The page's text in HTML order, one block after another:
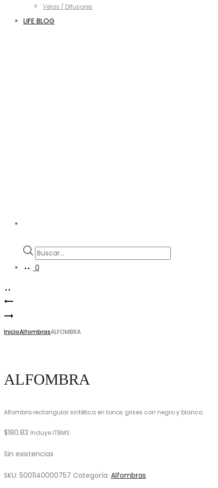
Velas / Difusores
LIFE BLOG
Búsqueda
de
0
Product
navigation
ALFOMBRA
ANDALUZ
InicioAlfombrasALFOMBRA
ALFOMBRA
Alfombra rectangular sintética en tonos grises con negro y blanco.
$180.83 Incluye ITBMS.
Sin existencias
SKU: 5001140000757 Categoría: Alfombras